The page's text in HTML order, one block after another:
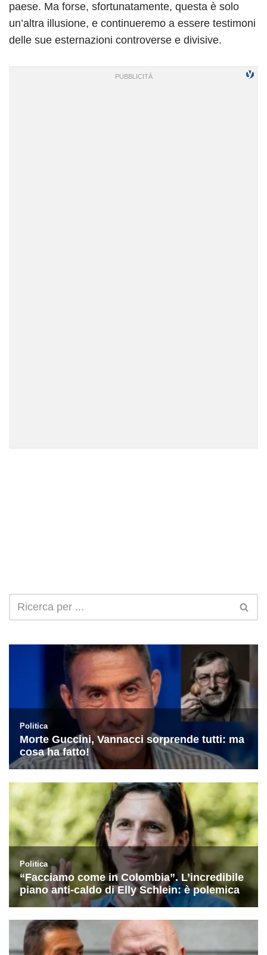
paese. Ma forse, sfortunatamente, questa è solo
un’altra illusione, e continueremo a essere testimoni
delle sue esternazioni controverse e divisive.